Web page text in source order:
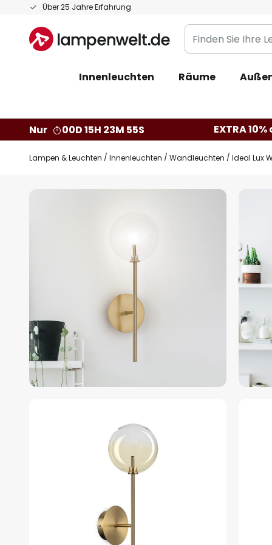
Über 25 Jahre Erfahrung
Zum
springen
Finden
Sie
Leuchte...
Innenleuchten Räume
Nur
00D 15H 23M 54S EXTRA
Lampen & Leuchten Innenleuchten Wandleuchten Ideal Lux